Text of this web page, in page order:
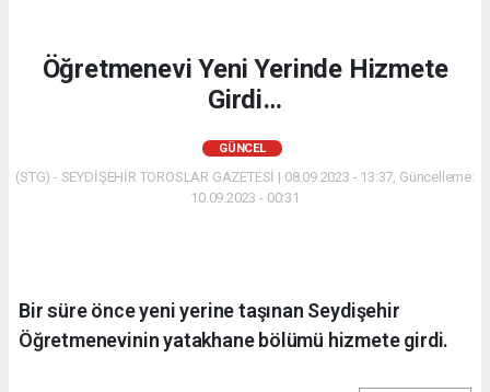
Öğretmenevi Yeni Yerinde Hizmete
Girdi…
GÜNCEL
(STG) - SEYDİŞEHİR TOROSLAR GAZETESİ | 08.09.2023 - 13:37, Güncelleme:
10.09.2023 - 00:31
Bir süre önce yeni yerine taşınan Seydişehir
Öğretmenevinin yatakhane bölümü hizmete girdi.